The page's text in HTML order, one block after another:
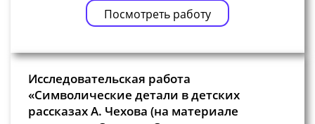
Посмотреть работу
Исследовательская работа
«Символические детали в детских
рассказах А. Чехова (на материале